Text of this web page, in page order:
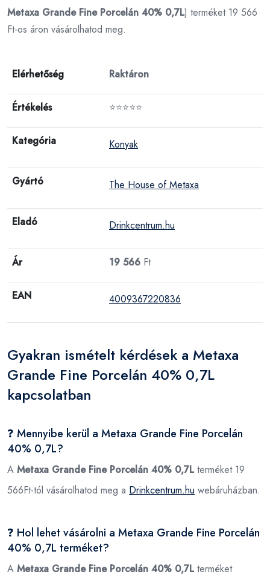
Metaxa Grande Fine Porcelán 40% 0,7L) terméket 19 566
Ft-os áron vásárolhatod meg.
Elérhetőség Raktáron
Értékelés ⭐⭐⭐⭐⭐
Kategória Konyak
Gyártó The House of Metaxa
Eladó Drinkcentrum.hu
Ár 19 566 Ft
EAN 4009367220836
Gyakran ismételt kérdések a Metaxa
Grande Fine Porcelán 40% 0,7L
kapcsolatban
❓ Mennyibe kerül a Metaxa Grande Fine Porcelán
40% 0,7L?
A Metaxa Grande Fine Porcelán 40% 0,7Lterméket 19
566Ft-tól vásárolhatod meg a Drinkcentrum.hu webáruházban.
❓ Hol lehet vásárolni a Metaxa Grande Fine Porcelán
40% 0,7L terméket?
A Metaxa Grande Fine Porcelán 40% 0,7Lterméket